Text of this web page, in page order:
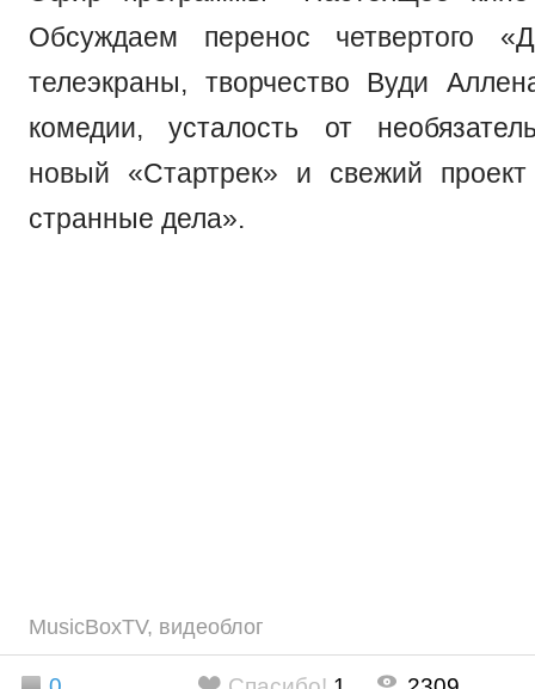
Обсуждаем перенос четвертого
телеэкраны, творчество Вуди
комедии, усталость от
новый «Стартрек» и свежий
странные дела».
MusicBoxTV, видеоблог